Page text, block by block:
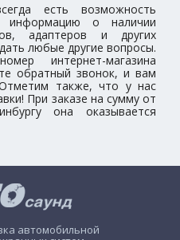
есть возможность
информацию о наличии
адаптеров и других
любые другие вопросы.
интернет-магазина
обратный звонок, и вам
также, что у нас
При заказе на сумму от
она оказывается
автомобильной